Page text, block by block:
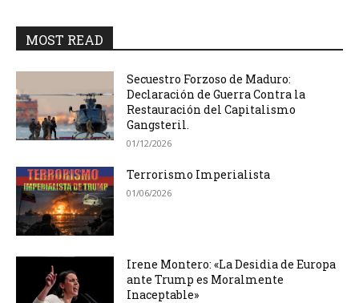
MOST READ
Secuestro Forzoso de Maduro:
Declaración de Guerra Contra la
Restauración del Capitalismo
Gangsteril.
01/12/2026
Terrorismo Imperialista
01/06/2026
Irene Montero: «La Desidia de Europa
ante Trump es Moralmente
Inaceptable»